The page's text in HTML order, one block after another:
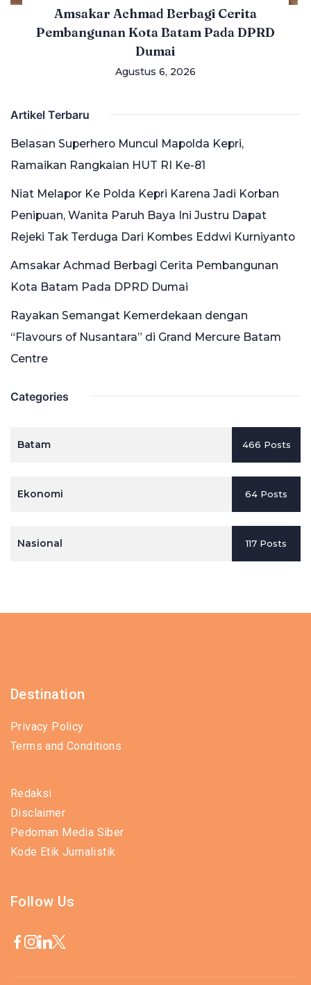
Amsakar Achmad Berbagi Cerita
Pembangunan Kota Batam Pada DPRD
Dumai
Agustus 6, 2026
Artikel Terbaru
Belasan Superhero Muncul Mapolda Kepri,
Ramaikan Rangkaian HUT RI Ke-81
Niat Melapor Ke Polda Kepri Karena Jadi Korban
Penipuan, Wanita Paruh Baya Ini Justru Dapat
Rejeki Tak Terduga Dari Kombes Eddwi Kurniyanto
Amsakar Achmad Berbagi Cerita Pembangunan
Kota Batam Pada DPRD Dumai
Rayakan Semangat Kemerdekaan dengan
“Flavours of Nusantara” di Grand Mercure Batam
Centre
Categories
Batam 466 Posts
Ekonomi 64 Posts
Nasional 117 Posts
Destination
Privacy Policy
Terms and Conditions
Redaksi
Disclaimer
Pedoman Media Siber
Kode Etik Jurnalistik
Follow Us